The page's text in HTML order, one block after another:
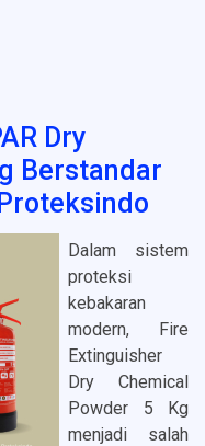
Dry
Berstandar
Dalam sistem
proteksi
kebakaran
modern, Fire
Extinguisher
Dry Chemical
Powder 5 Kg
menjadi salah